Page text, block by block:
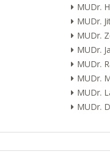
MUDr.
MUDr.
MUDr.
MUDr.
MUDr.
MUDr.
MUDr.
MUDr.